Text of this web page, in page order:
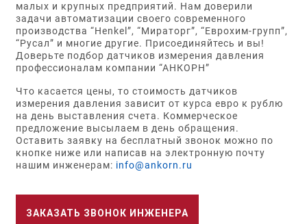
малых и крупных предприятий. Нам доверили
задачи автоматизации своего современного
производства “Henkel”, “Мираторг”, “Еврохим-групп”,
“Русал” и многие другие. Присоединяйтесь и вы!
Доверьте подбор датчиков измерения давления
профессионалам компании “АНКОРН”
Что касается цены, то стоимость датчиков
измерения давления зависит от курса евро к рублю
на день выставления счета. Коммерческое
предложение высылаем в день обращения.
Оставить заявку на бесплатный звонок можно по
кнопке ниже или написав на электронную почту
нашим инженерам: info@ankorn.ru
ЗАКАЗАТЬ ЗВОНОК ИНЖЕНЕРА